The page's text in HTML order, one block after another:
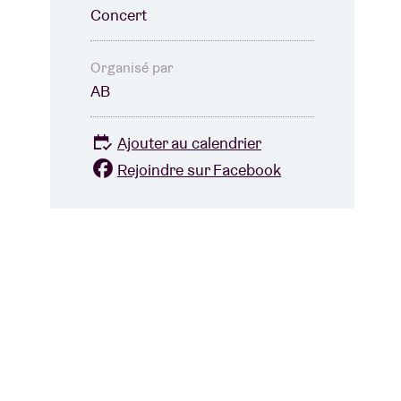
Concert
Organisé par
AB
Ajouter au calendrier
Rejoindre sur Facebook